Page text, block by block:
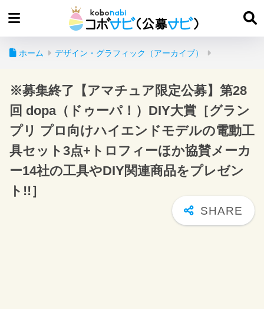
ホーム デザイン・グラフィック（アーカイブ）
※募集終了【アマチュア限定公募】第28
回 dopa（ドゥーパ！）DIY大賞［グラン
プリ プロ向けハイエンドモデルの電動工
具セット3点+トロフィーほか協賛メーカ
ー14社の工具やDIY関連商品をプレゼン
ト!!］